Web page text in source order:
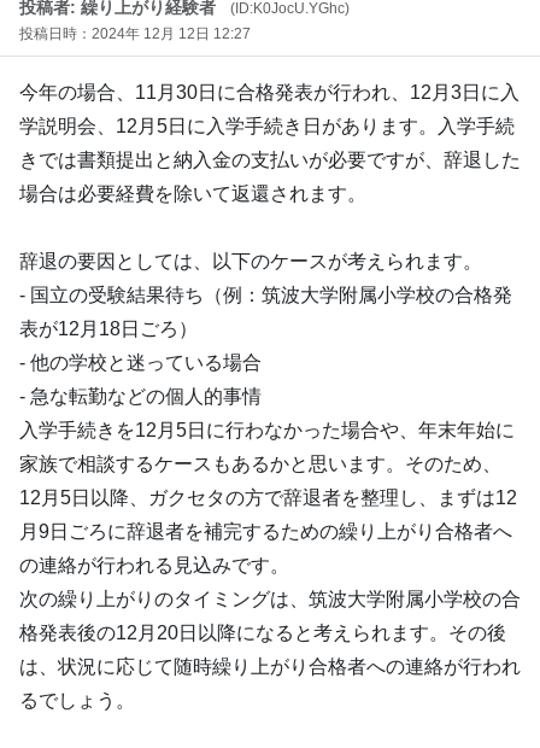
投稿者: 繰り上がり経験者
(ID:K0JocU.YGhc)
投稿日時：2024年 12月 12日 12:27
今年の場合、11月30日に合格発表が行われ、12月3日に入
学説明会、12月5日に入学手続き日があります。入学手続
きでは書類提出と納入金の支払いが必要ですが、辞退した
場合は必要経費を除いて返還されます。
辞退の要因としては、以下のケースが考えられます。
- 国立の受験結果待ち（例：筑波大学附属小学校の合格発
表が12月18日ごろ）
- 他の学校と迷っている場合
- 急な転勤などの個人的事情
入学手続きを12月5日に行わなかった場合や、年末年始に
家族で相談するケースもあるかと思います。そのため、
12月5日以降、ガクセタの方で辞退者を整理し、まずは12
月9日ごろに辞退者を補完するための繰り上がり合格者へ
の連絡が行われる見込みです。
次の繰り上がりのタイミングは、筑波大学附属小学校の合
格発表後の12月20日以降になると考えられます。その後
は、状況に応じて随時繰り上がり合格者への連絡が行われ
るでしょう。